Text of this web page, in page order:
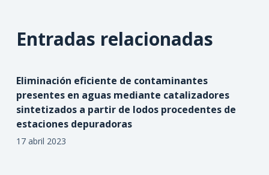
Entradas relacionadas
Eliminación eficiente de contaminantes
presentes en aguas mediante catalizadores
sintetizados a partir de lodos procedentes de
estaciones depuradoras
17 abril 2023